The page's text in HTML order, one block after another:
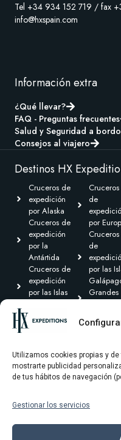
Utilizamos cookies propias y
mostrarte publicidad
de tus hábitos de navegación
Gestionar los servicios
Tel +34 934 152 719 / fax
info@hxspain.com
Información extra
¿Qué llevar?
FAQ - Preguntas frecuentes
Salud y Seguridad a bordo
Consejos al viajero
Destinos HX
Cruceros de
expedición
por Alaska
Cruceros de
expedición
por la
Antártida
Cruceros de
expedición
por las Islas
Cruceros de
expedición por
Centroamérica
Cruceros
de
por
Cruceros
de
por las
Grandes
Términos y condiciones